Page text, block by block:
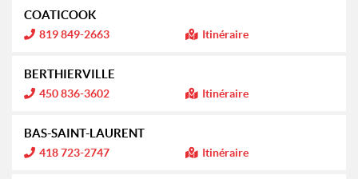
o
o
r
m
a
o
COATICOOK
I
n
o
r
m
a
o
819 849-2663 Itinéraire
BERTHIERVILLE
I
n
o
r
m
a
450 836-3602 Itinéraire
BAS-SAINT-LAURENT
I
n
418 723-2747 Itinéraire